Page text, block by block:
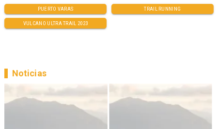
PUERTO VARAS TRAIL RUNNING
VULCANO ULTRA TRAIL 2023
Noticias